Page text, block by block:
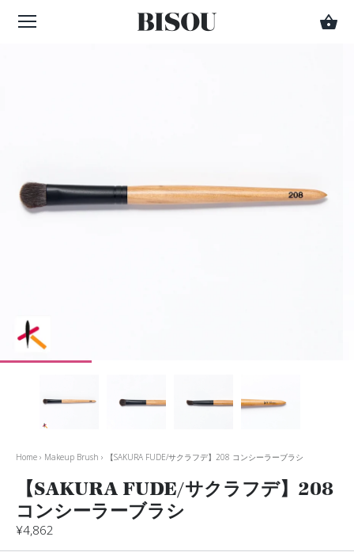
Home › Makeup Brush › 【SAKURA FUDE/サクラフデ】208 コンシーラーブラシ
【SAKURA FUDE/サクラフデ】208
コンシーラーブラシ
¥4,862